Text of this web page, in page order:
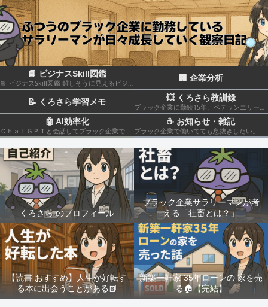
📘 ビジナスSkill図鑑
📘 ビジナスSkill図鑑 難しそうに見えるビジネススキルも、構造化して分解すれば実はカンタン！いろんなスキルの組み合わせだということがわかると思います このカテゴリでは仕事のスキルを“ナスでもわかる”レベルで図解＆やさしく柔らかく解説していきます🍆
🏢 企業分析
📝 くろさら学習メモ 💥 くろさら教訓録
ブラック企業に勤続15年、ベテランエリート社畜サラリーマンの経験を活かした日記です📗
🤖 AI効率化
ＣｈａｔＧＰＴと会話してブラック企業での疲れを癒やしたり、自己成長のための知見を広げる💻
☕ お知らせ・雑記
ブラック企業で働いてても息抜きしたい。。。
くろさら のプロフィール
ブラック企業サラリーマンが考
える「社畜とは？」
【読書 おすすめ】人生が好転す
る本に出会うことがある📗
新築一軒家 35年ローンの 家を売
る🏠️【完結】